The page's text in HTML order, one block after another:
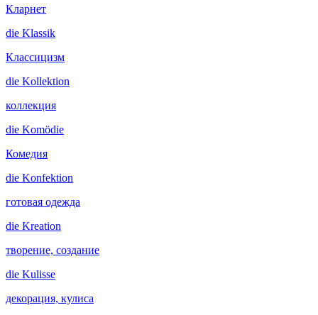
Кларнет
die Klassik
Классицизм
die Kollektion
коллекция
die Komödie
Комедия
die Konfektion
готовая одежда
die Kreation
творение, создание
die Kulisse
декорация, кулиса